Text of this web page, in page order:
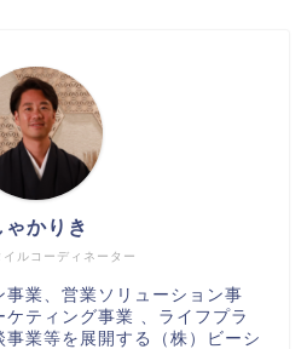
イルコーディネーター
ゃかりき
事業、営業ソリューション事
ティング事業 、ライフプラ
事業等を展開する（株）ビーシ